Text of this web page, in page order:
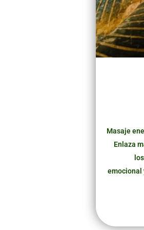
Masaje
Enlaza
emocional